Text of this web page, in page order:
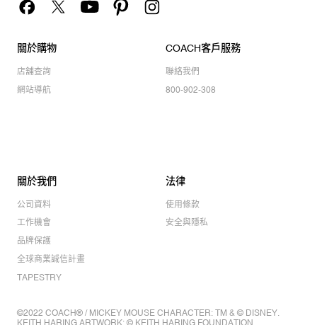
關於購物
店舖查詢
網站導航
COACH客戶服務
聯絡我們
800-902-308
關於我們
公司資料
工作機會
品牌保護
全球商業誠信計畫
TAPESTRY
法律
使用條款
安全與隱私
©2022 COACH® / MICKEY MOUSE CHARACTER: TM & © DISNEY.
KEITH HARING ARTWORK: © KEITH HARING FOUNDATION.